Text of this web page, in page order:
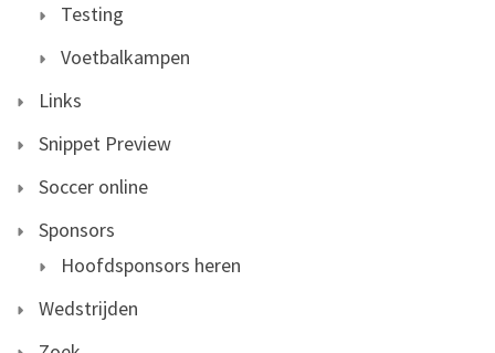
Testing
Voetbalkampen
Links
Snippet Preview
Soccer online
Sponsors
Hoofdsponsors heren
Wedstrijden